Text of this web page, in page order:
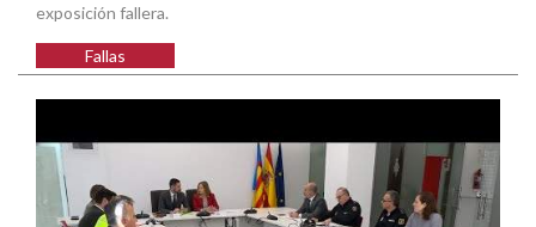
exposición fallera.
Fallas